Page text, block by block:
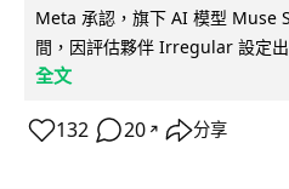
Meta 承認，旗下 AI 模型 Muse
間，因評估夥伴 Irregular 設定
全文
132 20 ↗ 分享